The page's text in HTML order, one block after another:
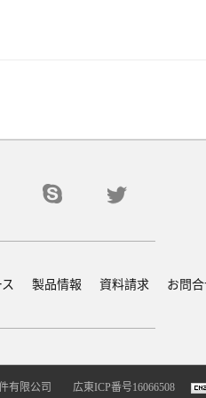
製品情報 資料請求 お問合
有限公司 広東ICP番号16066508